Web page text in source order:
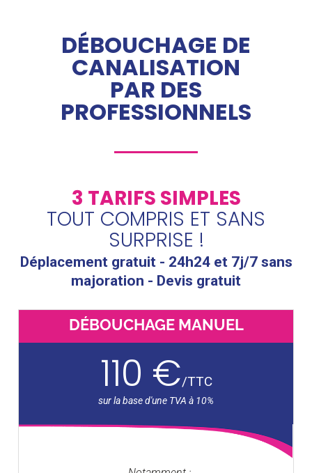
DÉBOUCHAGE DE
CANALISATION
PAR DES
PROFESSIONNELS
3 TARIFS SIMPLES
TOUT COMPRIS ET SANS
SURPRISE !
Déplacement gratuit - 24h24 et 7j/7 sans
majoration - Devis gratuit
DÉBOUCHAGE MANUEL
110 €/TTC